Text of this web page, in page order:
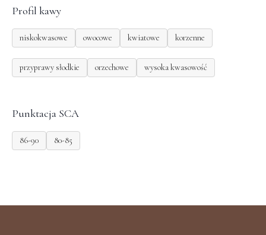
Profil kawy
niskokwasowe owocowe kwiatowe korzenne
przyprawy słodkie orzechowe wysoka kwasowość
Punktacja SCA
86-90 80-85